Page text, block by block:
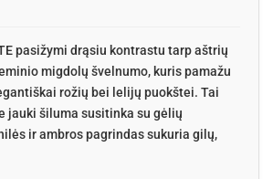
pasižymi drąsiu kontrastu tarp aštrių
migdolų švelnumo, kuris pamažu
rožių bei lelijų puokštei. Tai
jauki šiluma susitinka su gėlių
ir ambros pagrindas sukuria gilų,